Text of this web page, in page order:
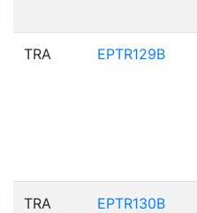
TRA EPTR129B
TRA EPTR130B